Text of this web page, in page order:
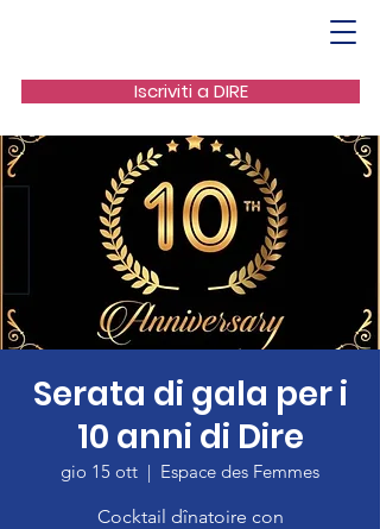
Iscriviti a DIRE
Serata di gala per i
10 anni di Dire
gio 15 ott
  |
Espace des Femmes
Cocktail dînatoire con